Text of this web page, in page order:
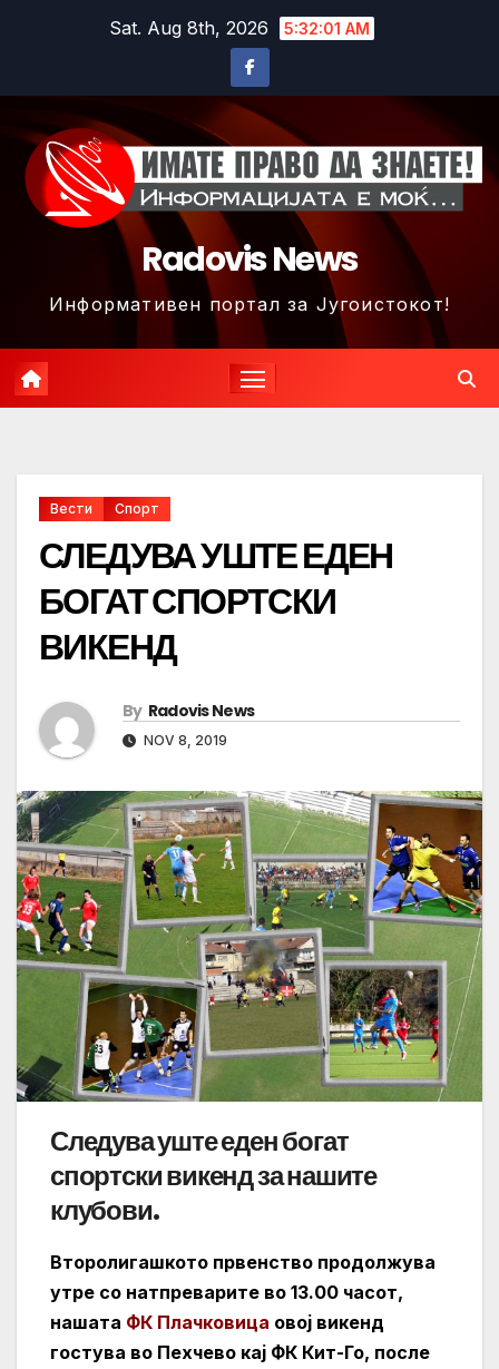
Sat. Aug 8th, 2026 5:32:03 AM
Radovis News
Информативен портал за Југоистокот!
Вести Спорт
СЛЕДУВА УШТЕ ЕДЕН
БОГАТ СПОРТСКИ
ВИКЕНД
By Radovis News
NOV 8, 2019
Следува уште еден богат
спортски викенд за нашите
клубови.
Второлигашкото првенство продолжува
утре со натпреварите во 13.00 часот,
нашата ФК Плачковица овој викенд
гостува во Пехчево кај ФК Кит-Го, после